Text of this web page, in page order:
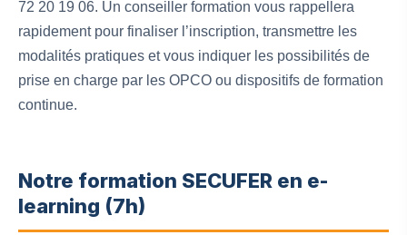
72 20 19 06. Un conseiller formation vous rappellera
rapidement pour finaliser l’inscription, transmettre les
modalités pratiques et vous indiquer les possibilités de
prise en charge par les OPCO ou dispositifs de formation
continue.
Notre formation SECUFER en e-
learning (7h)